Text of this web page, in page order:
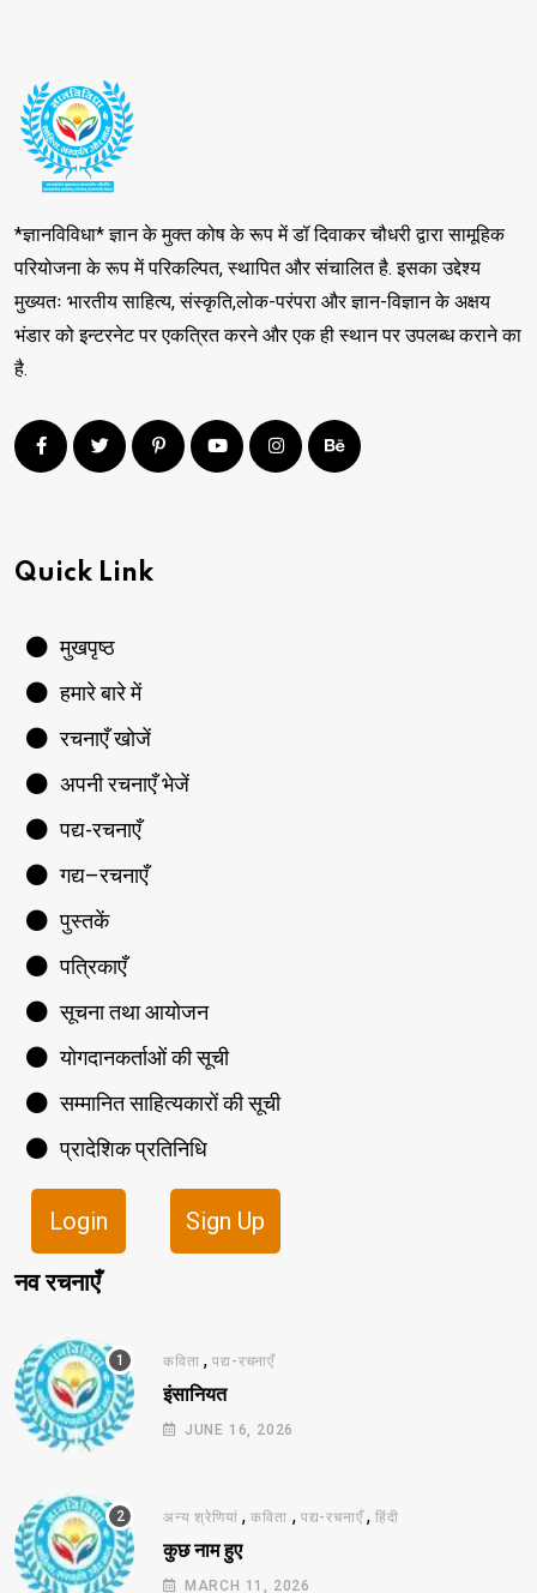
*ज्ञानविविधा* ज्ञान के मुक्त कोष के रूप में डॉ दिवाकर चौधरी द्वारा सामूहिक
परियोजना के रूप में परिकल्पित, स्थापित और संचालित है. इसका उद्देश्य
मुख्यतः भारतीय साहित्य, संस्कृति,लोक-परंपरा और ज्ञान-विज्ञान के अक्षय
भंडार को इन्टरनेट पर एकत्रित करने और एक ही स्थान पर उपलब्ध कराने का
है.
Quick Link
मुखपृष्ठ
हमारे बारे में
रचनाएँ खोजें
अपनी रचनाएँ भेजें
पद्य-रचनाएँ
गद्य–रचनाएँ
पुस्तकें
पत्रिकाएँ
सूचना तथा आयोजन
योगदानकर्ताओं की सूची
सम्मानित साहित्यकारों की सूची
प्रादेशिक प्रतिनिधि
Login Sign Up
नव रचनाएँ
कविता ,पद्य-रचनाएँ
इंसानियत
JUNE 16, 2026
अन्य श्रेणियां ,कविता , पद्य-रचनाएँ,हिंदी
कुछ नाम हुए
MARCH 11, 2026